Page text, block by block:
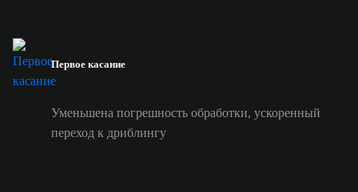
Первое касание
Уменьшена погрешность обработки, ускоренный
переход к дриблингу